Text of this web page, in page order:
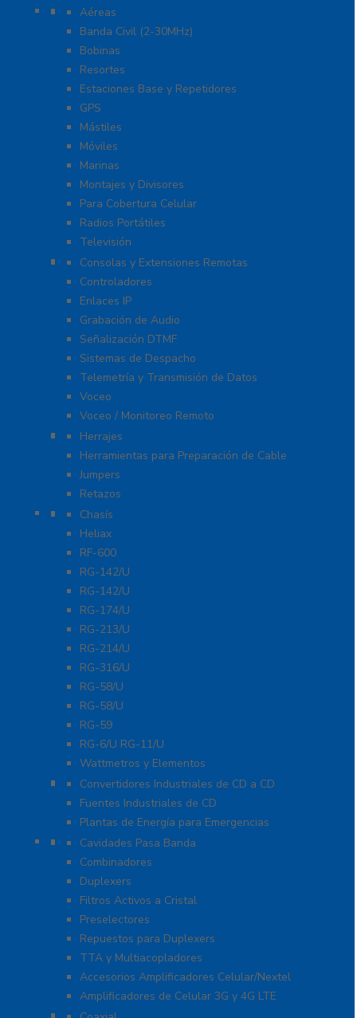
Antenas
Aéreas
Banda Civil (2-30MHz)
Bobinas
Resortes
Estaciones Base y Repetidores
GPS
Mástiles
Móviles
Marinas
Montajes y Divisores
Para Cobertura Celular
Radios Portátiles
Televisión
Aplicaciones y Soluciones
Consolas y Extensiones Remotas
Controladores
Enlaces IP
Grabación de Audio
Señalización DTMF
Sistemas de Despacho
Telemetría y Transmisión de Datos
Voceo
Voceo / Monitoreo Remoto
Cables
Herrajes
Herramientas para Preparación de Cable
Jumpers
Retazos
Conectores
Chasís
Heliax
RF-600
RG-142/U
RG-142/U
RG-174/U
RG-213/U
RG-214/U
RG-316/U
RG-58/U
RG-58/U
RG-59
RG-6/U RG-11/U
Wattmetros y Elementos
Energía
Convertidores Industriales de CD a CD
Fuentes Industriales de CD
Plantas de Energía para Emergencias
Filtros y Sistemas en RF
Cavidades Pasa Banda
Combinadores
Duplexers
Filtros Activos a Cristal
Preselectores
Repuestos para Duplexers
TTA y Multiacopladores
Accesorios Amplificadores Celular/Nextel
Amplificadores de Celular 3G y 4G LTE
Protección Contra Descarga